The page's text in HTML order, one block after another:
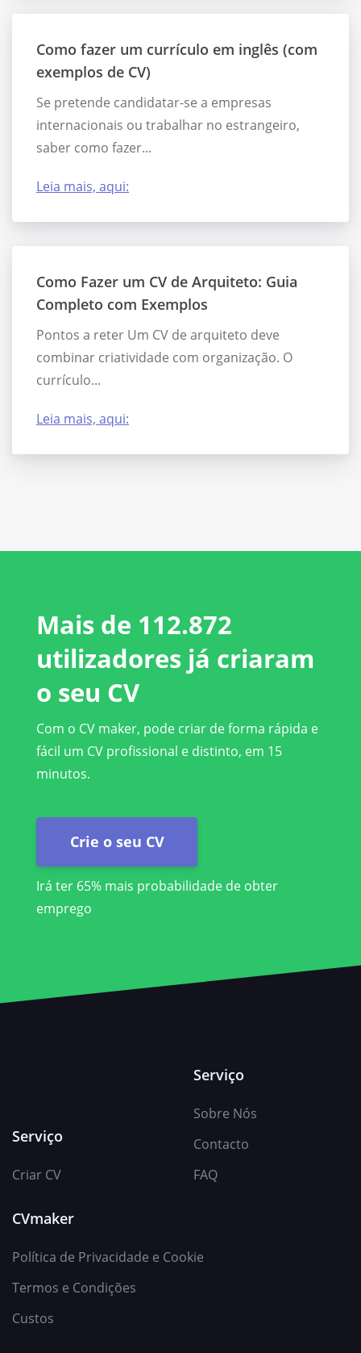
Como fazer um currículo em inglês (com
exemplos de CV)
Se pretende candidatar-se a empresas
internacionais ou trabalhar no estrangeiro,
saber como fazer...
Leia mais, aqui:
Como Fazer um CV de Arquiteto: Guia
Completo com Exemplos
Pontos a reter Um CV de arquiteto deve
combinar criatividade com organização. O
currículo...
Leia mais, aqui:
Mais de 112.872
utilizadores já criaram
o seu CV
Com o CV maker, pode criar de forma rápida e
fácil um CV profissional e distinto, em 15
minutos.
Crie o seu CV
Irá ter 65% mais probabilidade de obter
emprego
Serviço
Criar CV
Serviço
Sobre Nós
Contacto
FAQ
CVmaker
Política de Privacidade e Cookie
Termos e Condições
Custos